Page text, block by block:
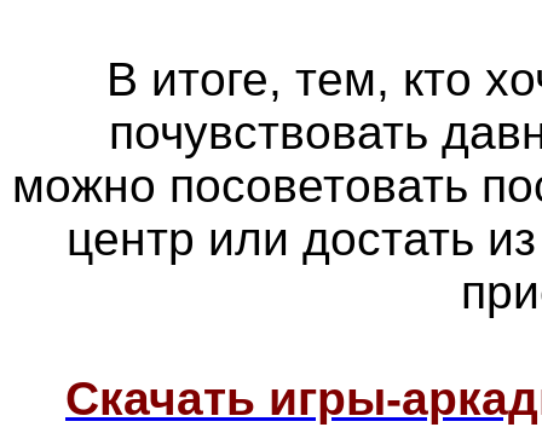
В итоге, тем, кто
почувствовать
можно посоветовать
центр или достать
Скачать игры-